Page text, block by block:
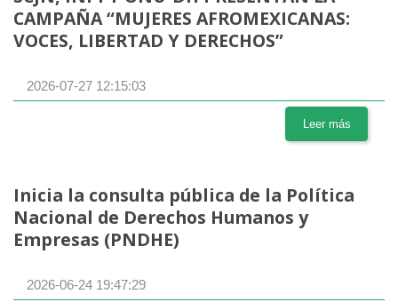
CAMPAÑA “MUJERES AFROMEXICANAS:
VOCES, LIBERTAD Y DERECHOS”
2026-07-27 12:15:03
Leer más
Inicia la consulta pública de la Política
Nacional de Derechos Humanos y
Empresas (PNDHE)
2026-06-24 19:47:29